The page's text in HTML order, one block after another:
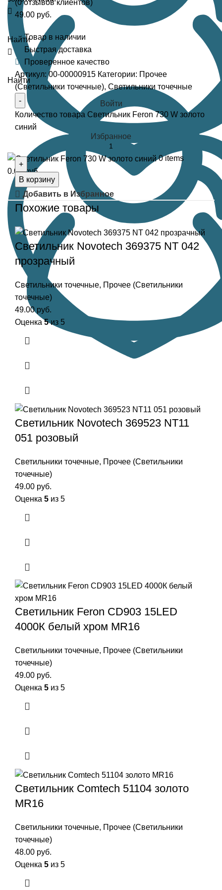
Найти
Найти
Войти
Избранное
0items
0.00руб.
(0отзывов клиентов)
49.00 руб.
Товар в наличии
Быстрая доставка
Проверенное качество
Артикул:00-00000915 Категории: Прочее
(Светильники точечные), Светильники точечные
Количество товара Светильник Feron 730 W золото
синий
В корзину
Добавить в Избранное
Похожие товары
Светильник Novotech 369375 NT 042
прозрачный
Светильники точечные, Прочее (Светильники
точечные)
49.00 руб.
Оценка5из 5
Светильник Novotech 369523 NT11
051 розовый
Светильники точечные, Прочее (Светильники
точечные)
49.00 руб.
Оценка 5 из 5
Светильник Feron CD903 15LED
4000К белый хром MR16
Светильники точечные, Прочее (Светильники
точечные)
49.00 руб.
Оценка 5 из 5
Светильник Comtech 51104 золото
MR16
Светильники точечные, Прочее (Светильники
точечные)
48.00 руб.
Оценка 5 из 5